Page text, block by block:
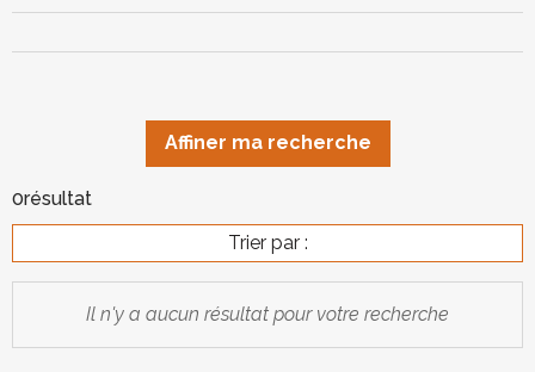
0résultat
Trier par :
Affiner ma recherche
Il n'y a aucun résultat pour votre recherche